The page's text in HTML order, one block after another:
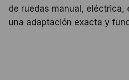
de ruedas manual, eléctrica,
una adaptación exacta y